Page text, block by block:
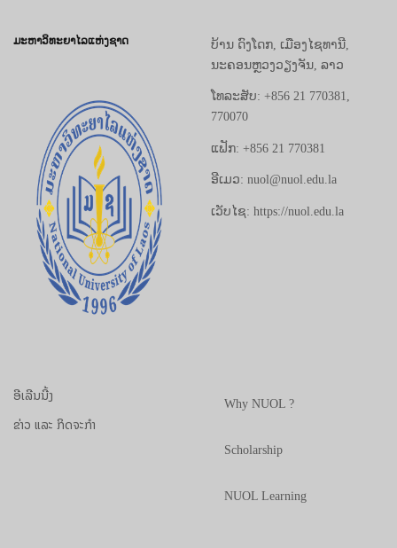
ມະຫາວິທະຍາໄລແຫ່ງຊາດ
ບ້ານ ດົງໂດກ, ເມືອງໄຊທານີ,
ນະຄອນຫຼວງວຽງຈັນ, ລາວ
ໂທລະສັບ: +856 21 770381,
770070
ແຟັກ: +856 21 770381
ອີເມວ: nuol@nuol.edu.la
ເວັບໄຊ: https://nuol.edu.la
ອີເລີນນີ້ງ
ຂ່າວ ແລະ ກິດຈະກຳ
Why NUOL ?
Scholarship
NUOL Learning